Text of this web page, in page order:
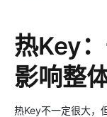
热Key
影响整
热Key不一定很大，